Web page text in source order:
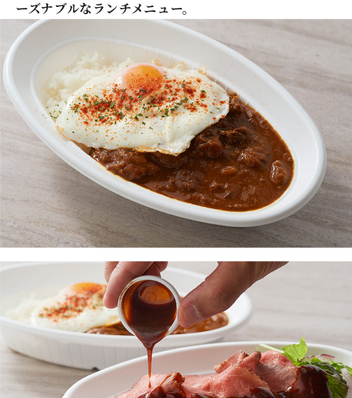
ーズナブルなランチメニュー。